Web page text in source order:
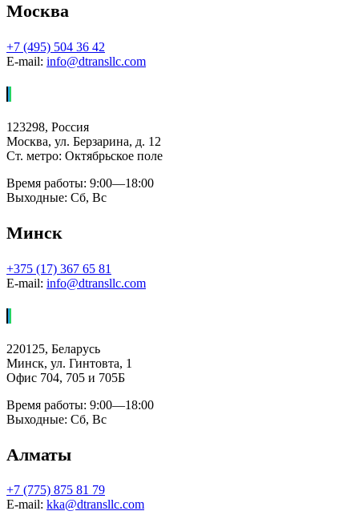
Москва
+7 (495) 504 36 42
E-mail: info@dtransllc.com
123298, Россия
Москва, ул. Берзарина, д. 12
Ст. метро: Октябрьское поле
Время работы: 9:00—18:00
Выходные: Сб, Вс
Минск
+375 (17) 367 65 81
E-mail: info@dtransllc.com
220125, Беларусь
Минск, ул. Гинтовта, 1
Офис 704, 705 и 705Б
Время работы: 9:00—18:00
Выходные: Сб, Вс
Алматы
+7 (775) 875 81 79
E-mail: kka@dtransllc.com